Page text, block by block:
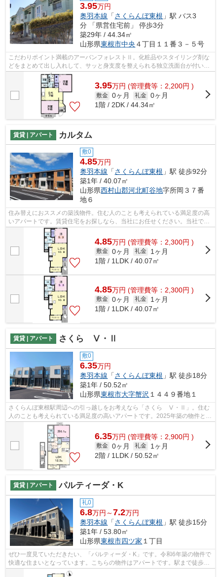
3.95万円
奥羽本線 「さくらんぼ東根 」駅 バス3
分 「県営住宅前」 停歩3分
築29年 / 44.34㎡
山形県東根市中央 ４丁目１１番３－５号
こだわりポイント満載のアーバンフォレストⅡ。化粧品やスタイリング剤な
どをまとめて出し入れして、サッと身支度を整えられる独立洗面台が付いて
おります。エアコン付きの物件で、温度...
3.95万円 (管理費等：2,200円 )
敷金 0ヶ月 礼金 0ヶ月
1階 / 2DK / 44.34㎡
賃貸 | アパート カルタム
敷0
4.85万円
奥羽本線 「さくらんぼ東根 」駅 徒歩92分
築1年 / 40.07㎡
山形県西村山郡河北町谷地字所岡３７番
地６
住み替えにおススメの築浅物件。住む人のことも考えられている満足度の高
いアパートです。賃貸住宅をお探しなら、当社にお任せください。当社でな
ら、お好みのエリアから物件情報をご...
4.85万円 (管理費等：2,300円 )
敷金 0ヶ月 礼金
1ヶ月
1階 / 1LDK / 40.07㎡
4.85万円 (管理費等：2,300円 )
敷金 0ヶ月 礼金
1ヶ月
1階 / 1LDK / 40.07㎡
賃貸 | アパート さくら Ⅴ・Ⅱ
敷0
6.35万円
奥羽本線 「さくらんぼ東根 」駅 徒歩18分
築1年 / 50.52㎡
山形県東根市大字蟹沢 １４４９番地１
さくらんぼ東根駅周辺への引っ越しをお考えなら「さくら Ⅴ・Ⅱ」。住む
人のことも考えられている満足度の高いアパートです。2025年築の物件とな
っており、きれいな室内が魅力となって...
6.35万円 (管理費等：2,900円 )
敷金 0ヶ月 礼金
1ヶ月
2階 / 1LDK / 50.52㎡
賃貸 | アパート パルティーダ・K
礼0
6.8万円～7.2万円
奥羽本線 「さくらんぼ東根 」駅 徒歩15分
築1年 / 53.80㎡
山形県東根市四ツ家 １丁目
ぜひ一度見ていただきたい、「パルティーダ・K」です。令和6年築の物件で
快適な住まいとなっています。こちらの物件はアパートです。駅まで徒歩15
分でアクセス可能な物件です。東根市...